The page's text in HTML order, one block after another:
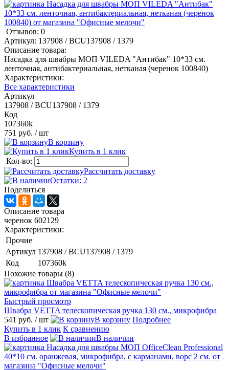
Отзывов: 0
Артикул: 137908 / BCU137908 / 1379
Описание товара:
Насадка для швабры МОП VILEDA "Антибак" 10*33 см.
ленточная, антибактериальная, нетканая (черенок 100840)
Характеристики:
Все характеристики
Артикул
137908 / BCU137908 / 1379
Код
107360k
751 руб. / шт
В корзину
Купить в 1 клик
Кол-во:
Рассчитать доставку
Остатки: 2
Поделиться
Описание товара
черенок 602129
Характеристики:
Прочие
Артикул 137908 / BCU137908 / 1379
Код
107360k
Похожие товары (8)
Быстрый просмотр
Швабра VETTA телескопическая ручка 130 см., микрофибра
541 руб. / шт В корзину Подробнее
Купить в 1 клик К сравнению
В избранное
В наличии